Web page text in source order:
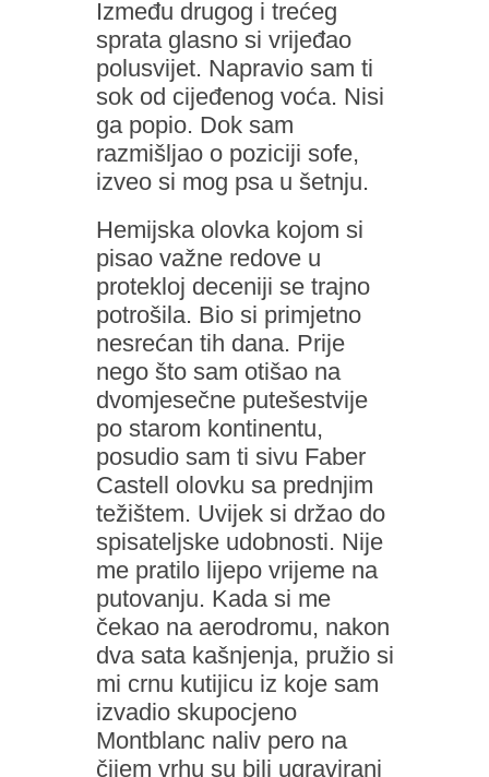
Između drugog i trećeg
sprata glasno si vrijeđao
polusvijet. Napravio sam ti
sok od cijeđenog voća. Nisi
ga popio. Dok sam
razmišljao o poziciji sofe,
izveo si mog psa u šetnju.
Hemijska olovka kojom si
pisao važne redove u
protekloj deceniji se trajno
potrošila. Bio si primjetno
nesrećan tih dana. Prije
nego što sam otišao na
dvomjesečne putešestvije
po starom kontinentu,
posudio sam ti sivu Faber
Castell olovku sa prednjim
težištem. Uvijek si držao do
spisateljske udobnosti. Nije
me pratilo lijepo vrijeme na
putovanju. Kada si me
čekao na aerodromu, nakon
dva sata kašnjenja, pružio si
mi crnu kutijicu iz koje sam
izvadio skupocjeno
Montblanc naliv pero na
čijem vrhu su bili ugravirani